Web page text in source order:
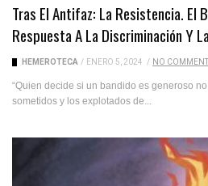
Tras El Antifaz: La Resistencia. El
Respuesta A La Discriminación Y
HEMEROTECA / ENERO 5, 2024 / NO COMMENT
“Quien decide si un bandido es generoso
sometidos y los explotados de...